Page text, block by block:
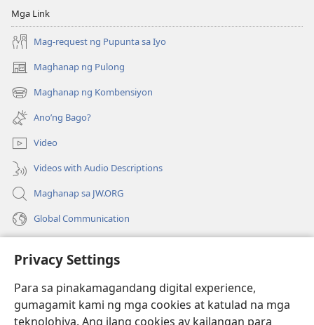
Privacy Settings
Para sa pinakamagandang digital experience,
gumagamit kami ng mga cookies at katulad na mga
teknolohiya. Ang ilang cookies ay kailangan para
Mga Link
Mag-request ng Pupunta sa Iyo
Maghanap ng Pulong
(may
bubukas
na
bagong
window)
Maghanap ng Kombensiyon
(may
bubukas
na
bagong
window)
Ano’ng Bago?
Video
Videos with Audio Descriptions
Maghanap sa JW.ORG
Global Communication
(may
na
Watchtower ONLINE LIBRARY™